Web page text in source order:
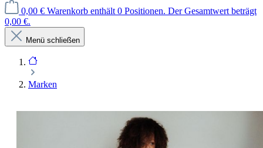
0,00 € Warenkorb enthält 0 Positionen. Der Gesamtwert beträgt
0,00 €.
Menü schließen
Marken